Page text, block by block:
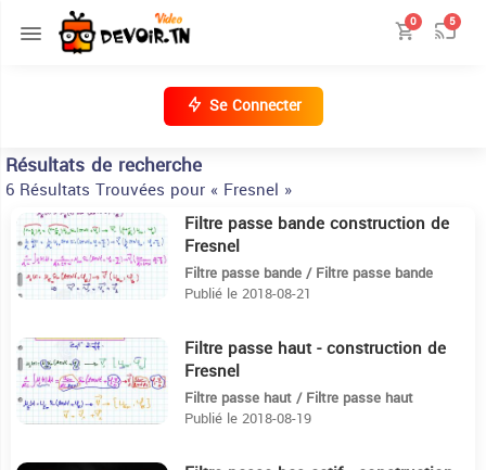
0 5
Se Connecter
Résultats de recherche
6 Résultats Trouvées pour « Fresnel »
4:50 Filtre passe bande construction de
Fresnel
Filtre passe bande / Filtre passe bande
Publié le 2018-08-21
4:12 Filtre passe haut - construction de
Fresnel️️
Filtre passe haut / Filtre passe haut
Publié le 2018-08-19